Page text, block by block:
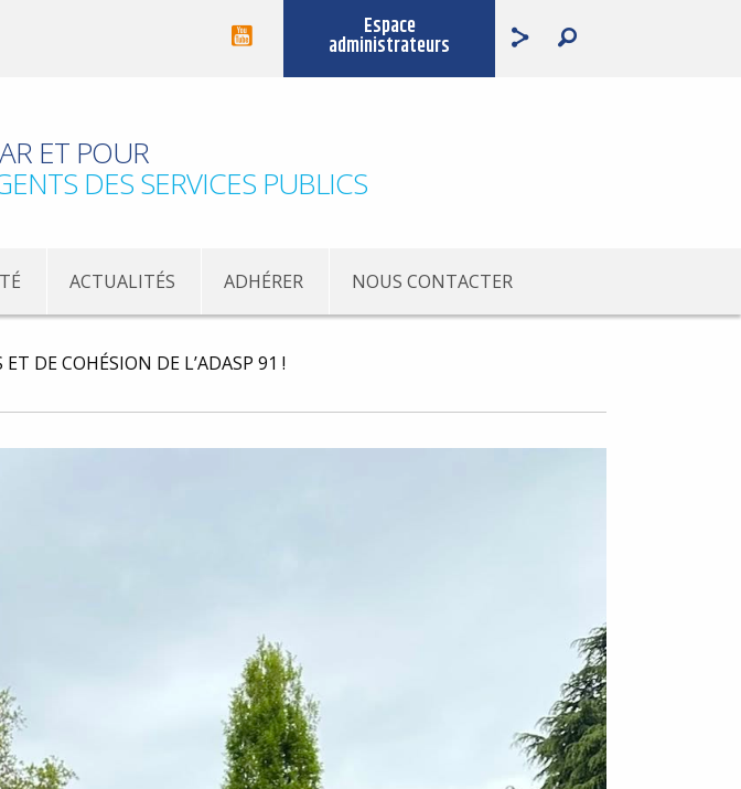
Espace
administrateurs
ET POUR
DES SERVICES PUBLICS
ACTUALITÉS ADHÉRER NOUS CONTACTER
DE COHÉSION DE L’ADASP 91 !